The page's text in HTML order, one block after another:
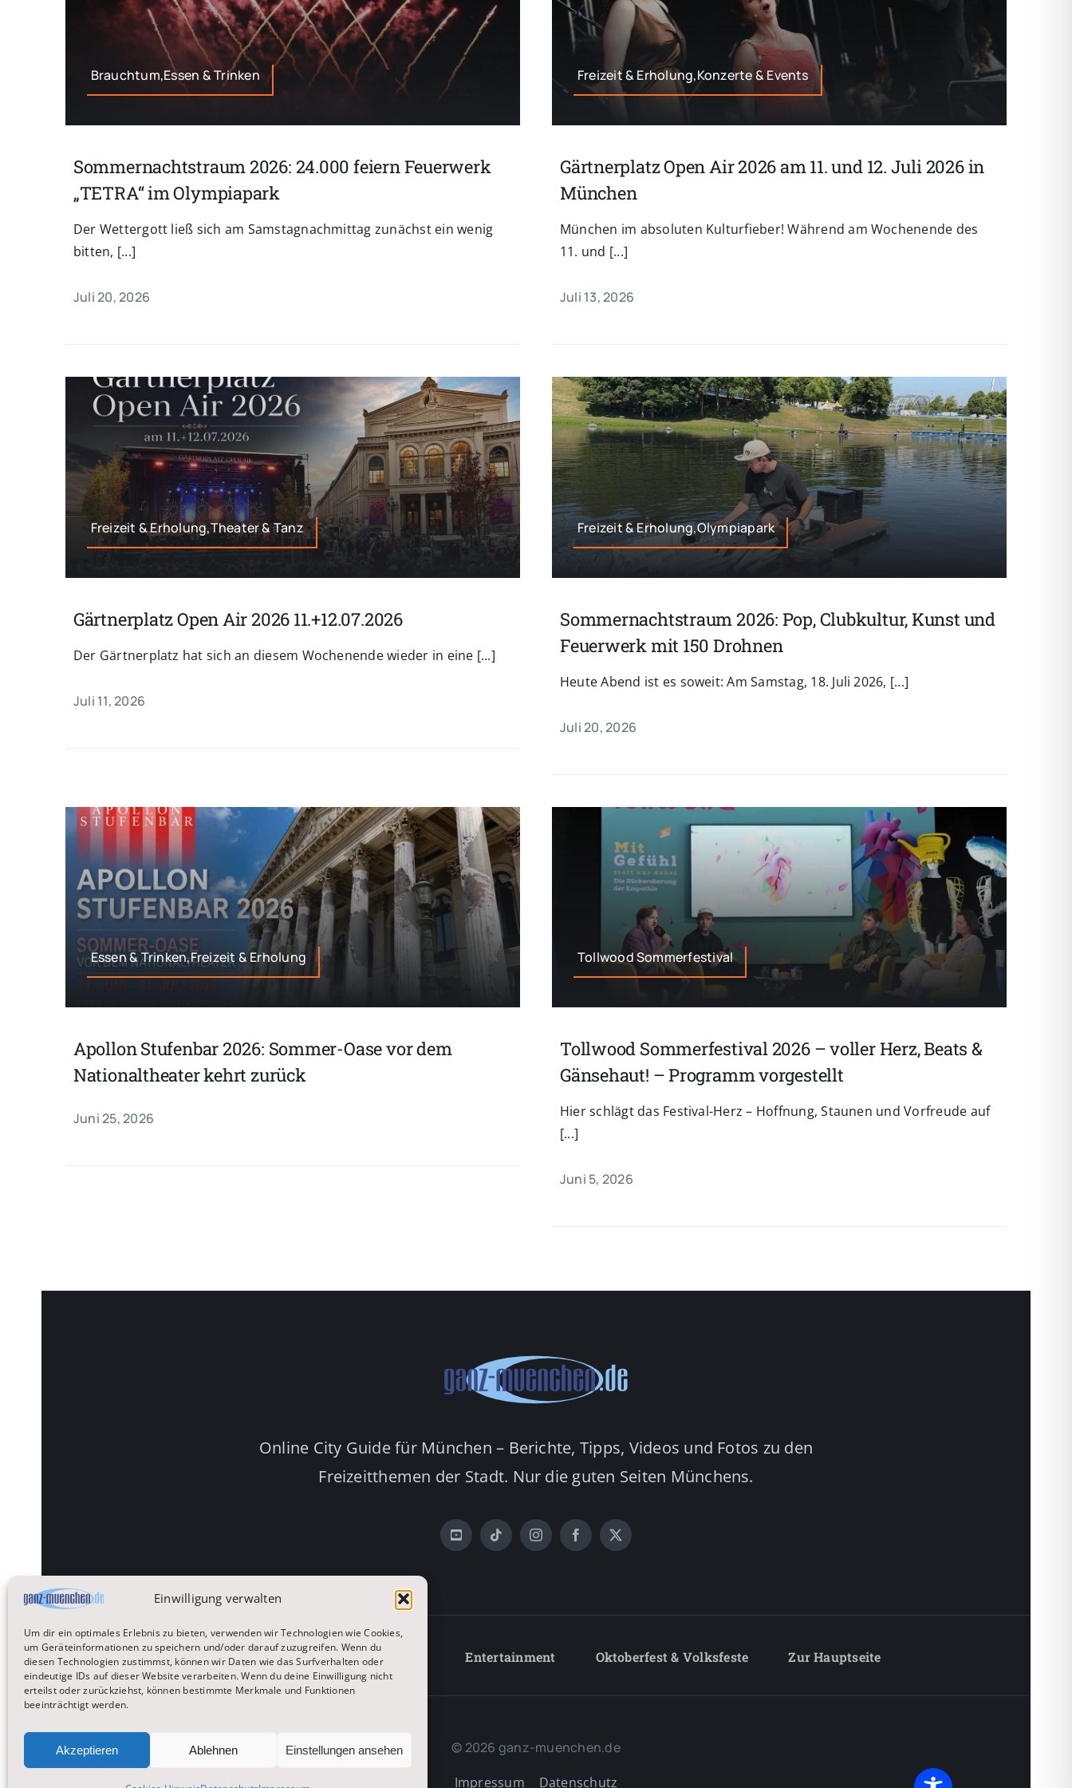
Einwilligung verwalten
Um dir ein optimales Erlebnis zu bieten, verwenden wir Technologien wie Cookies,
um Geräteinformationen zu speichern und/oder darauf zuzugreifen. Wenn du
diesen Technologien zustimmst, können wir Daten wie das Surfverhalten oder
eindeutige IDs auf dieser Website verarbeiten. Wenn du deine Einwilligung nicht
erteilst oder zurückziehst, können bestimmte Merkmale und Funktionen
beeinträchtigt werden.
Akzeptieren Ablehnen Einstellungen ansehen
Brauchtum,Essen & Trinken
Sommernachtstraum 2026: 24.000 feiern Feuerwerk
„TETRA“ im Olympiapark
Der Wettergott ließ sich am Samstagnachmittag zunächst ein wenig
bitten, [...]
Juli 20, 2026
Freizeit & Erholung,Konzerte & Events
Gärtnerplatz Open Air 2026 am 11. und 12. Juli 2026 in
München
München im absoluten Kulturfieber! Während am Wochenende des
11. und [...]
Juli 13, 2026
Freizeit & Erholung,Theater & Tanz
Gärtnerplatz Open Air 2026 11.+12.07.2026
Der Gärtnerplatz hat sich an diesem Wochenende wieder in eine [...]
Juli 11, 2026
Freizeit & Erholung,Olympiapark
Sommernachtstraum 2026: Pop, Clubkultur, Kunst und
Feuerwerk mit 150 Drohnen
Heute Abend ist es soweit: Am Samstag, 18. Juli 2026, [...]
Juli 20, 2026
Essen & Trinken,Freizeit & Erholung
Apollon Stufenbar 2026: Sommer-Oase vor dem
Nationaltheater kehrt zurück
Juni 25, 2026
Tollwood Sommerfestival
Tollwood Sommerfestival 2026 – voller Herz, Beats &
Gänsehaut! – Programm vorgestellt
Hier schlägt das Festival-Herz – Hoffnung, Staunen und Vorfreude auf
[...]
Juni 5, 2026
Online City Guide für München – Berichte, Tipps, Videos und Fotos zu den
Freizeitthemen der Stadt. Nur die guten Seiten Münchens.
Startseite Reisen Lifestyle Entertainment Oktoberfest & Volksfeste Zur Hauptseite
© 2026 ganz-muenchen.de
Impressum
Datenschutz